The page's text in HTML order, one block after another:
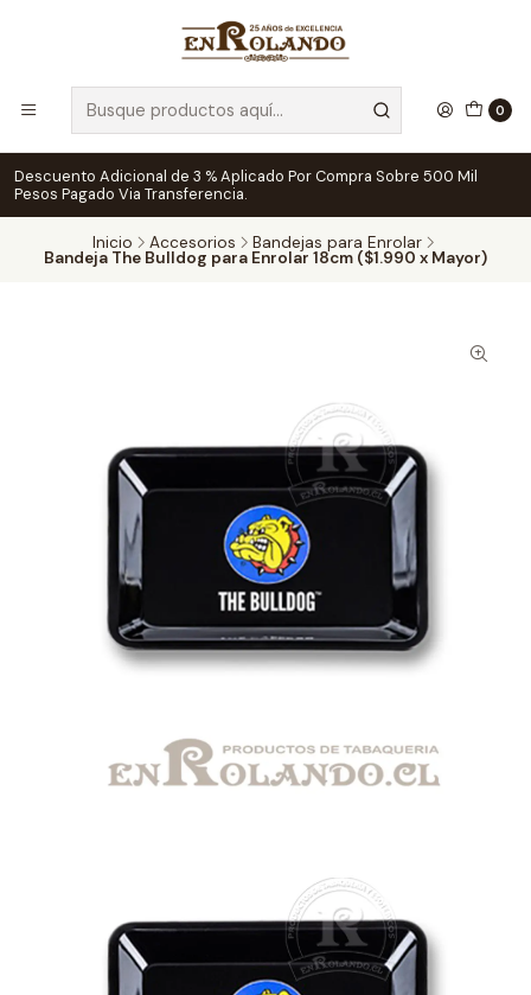
0
Descuento Adicional de 3 % Aplicado Por Compra Sobre 500 Mil
Pesos Pagado Via Transferencia.
Inicio Accesorios Bandejas para Enrolar
Bandeja The Bulldog para Enrolar 18cm ($1.990 x Mayor)